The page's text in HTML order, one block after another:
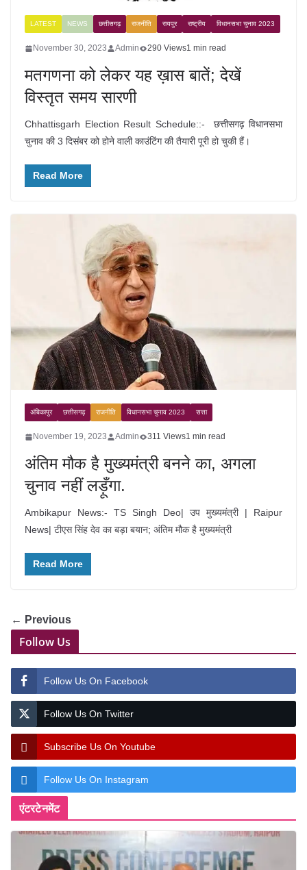
LATEST NEWS छत्तीसगढ़ राजनीति रायपुर राष्ट्रीय विधानसभा चुनाव 2023
November 30, 2023 Admin 290 Views1 min read
मतगणना को लेकर यह ख़ास बातें; देखें
विस्तृत समय सारणी
Chhattisgarh Election Result Schedule::- छत्तीसगढ़ विधानसभा
चुनाव की 3 दिसंबर को होने वाली काउंटिंग की तैयारी पूरी हो चुकी हैं।
Read More
अंबिकापुर छत्तीसगढ़ राजनीति विधानसभा चुनाव 2023 सत्ता
November 19, 2023 Admin 311 Views1 min read
अंतिम मौक है मुख्यमंत्री बनने का, अगला
चुनाव नहीं लड़ूँगा.
Ambikapur News:- TS Singh Deo| उप मुख्यमंत्री | Raipur
News| टीएस सिंह देव का बड़ा बयान; अंतिम मौक है मुख्यमंत्री
Read More
← Previous
Follow Us
Follow Us On Facebook
Follow Us On Twitter
Subscribe Us On Youtube
Follow Us On Instagram
एंटरटेनमेंट